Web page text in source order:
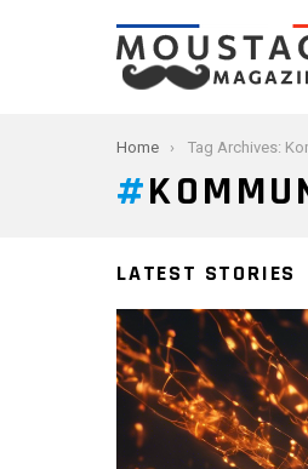
You are here:
Home Tag Archives:
LATEST STORIES